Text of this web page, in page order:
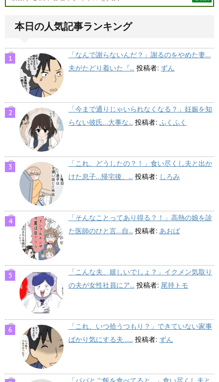
本日の人気記事ランキング
「なんで謝らないんだ？」謝るのをやめた妻…
夫がたどり着いた『... 投稿者: ずん
「今まで通りじゃいられなくなる？」妊娠を知
らない彼氏…大事な... 投稿者: ふくふく
「これ、どうしたの？！」食い尽くし夫と出か
けた息子…帰宅後、... 投稿者: しろみ
「そんなことってあり得る？！」高熱の娘を診
た医師のひと言…自... 投稿者: あおば
「こんな夫、嬉しいでしょ？」イクメン気取り
の夫が女性社員にア... 投稿者: 尾持トモ
「これ、いつ拾うつもり？」できていない家事
ばかり気にする夫…... 投稿者: ずん